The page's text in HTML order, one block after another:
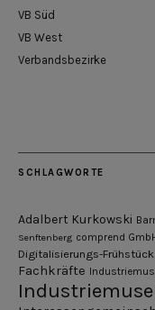
VB Süd
VB West
Verbandsbezirke
SCHLAGWORTE
Adalbert Kurkowski
Senftenberg comprend
Digitalisierungs-Frühstück
Fachkräfte